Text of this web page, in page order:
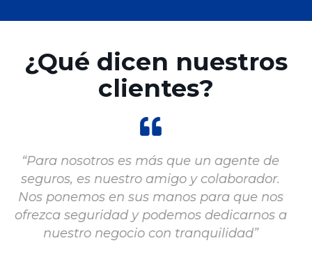
¿Qué dicen nuestros
clientes?
a
“Por mi actividad la seguridad y la
en las compañías de seguros así como en
corredor es algo esencial. En Correduría
Jiménez Palomar aúnan ambas”